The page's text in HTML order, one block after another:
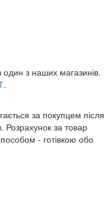
з наших магазинів.
.
за покупцем після
за товар
- готівкою обо